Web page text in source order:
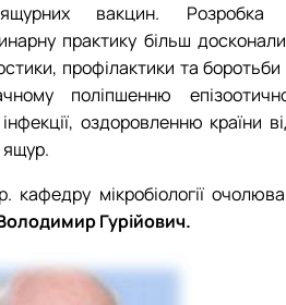
вакцин. Розробка
практику більш
профілактики та боротьби
поліпшенню
оздоровленню країни
мікробіології
Гурійович.